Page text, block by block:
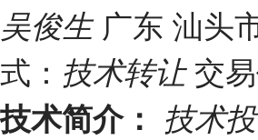
吴俊生 广东 汕头
式： 技术转让 交
技术简介： 技术